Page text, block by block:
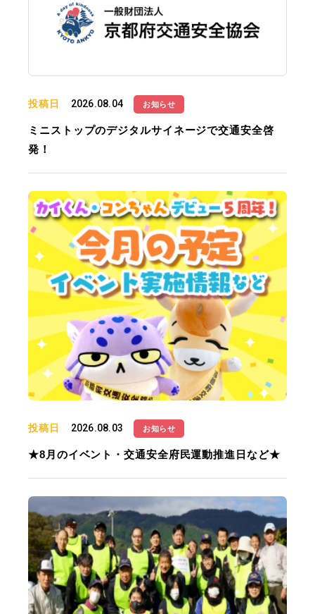
投稿日 2026.08.04 お知らせ
ミニストップのデジタルサイネージで交通安全啓
発！
投稿日 2026.08.03 お知らせ
★8月のイベント・交通安全府民運動推進日など★